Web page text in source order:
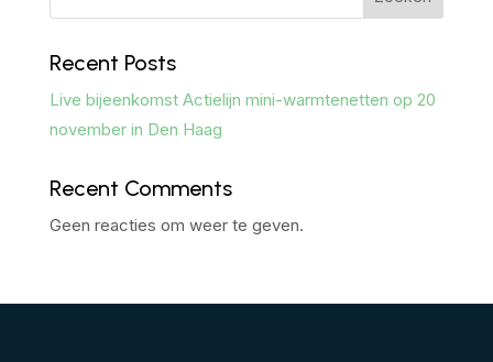
Recent Posts
Live bijeenkomst Actielijn mini-warmtenetten op 20
november in Den Haag
Recent Comments
Geen reacties om weer te geven.